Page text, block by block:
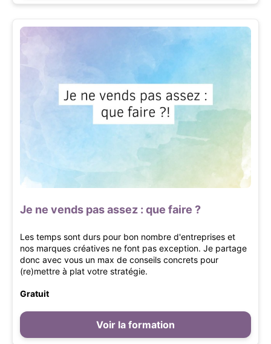
Je ne vends pas assez : que faire ?
Les temps sont durs pour bon nombre d'entreprises et
nos marques créatives ne font pas exception. Je partage
donc avec vous un max de conseils concrets pour
(re)mettre à plat votre stratégie.
Gratuit
Voir la formation